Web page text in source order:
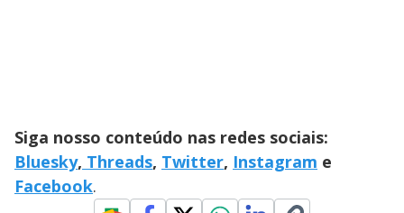
Siga nosso conteúdo nas redes sociais:
Bluesky, Threads, Twitter, Instagram e
Facebook.